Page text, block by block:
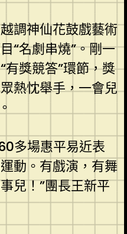
調神仙花鼓戲藝術
“名劇串燒”。剛一
獎競答”環節，獎
熱忱舉手，一會兒
多場惠平易近表
動。有戲演，有舞
兒！”團長王新平